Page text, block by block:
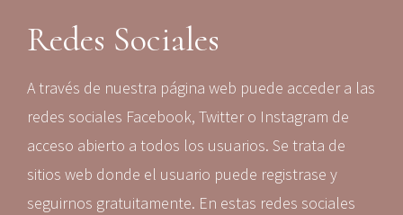
Redes Sociales
A través de nuestra página web puede acceder a las
redes sociales Facebook, Twitter o Instagram de
acceso abierto a todos los usuarios. Se trata de
sitios web donde el usuario puede registrase y
seguirnos gratuitamente. En estas redes sociales